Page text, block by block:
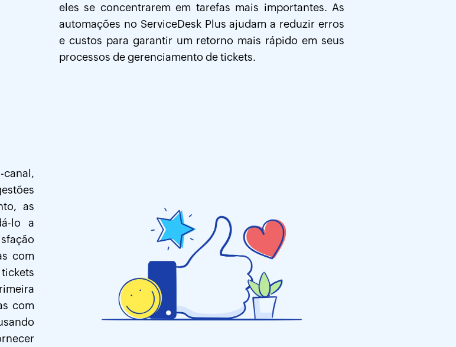
eles se concentrarem em tarefas mais importantes. As
automações no ServiceDesk Plus ajudam a reduzir erros
e custos para garantir um retorno mais rápido em seus
processos de gerenciamento de tickets.
as
lo a
com
com